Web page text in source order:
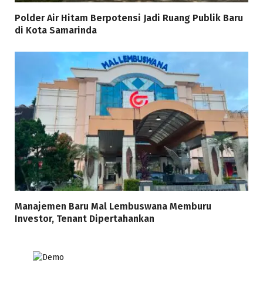
Polder Air Hitam Berpotensi Jadi Ruang Publik Baru
di Kota Samarinda
Manajemen Baru Mal Lembuswana Memburu
Investor, Tenant Dipertahankan